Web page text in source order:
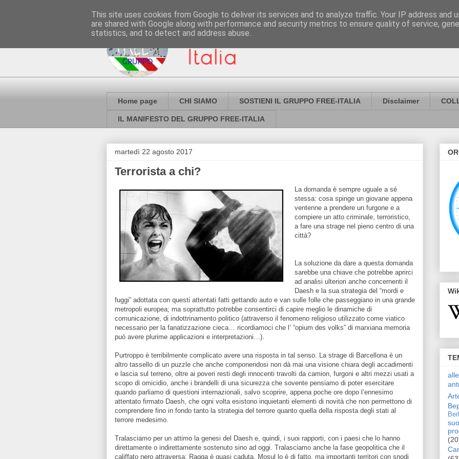
Home page CHI SIAMO SOSTIENI IL GRUPPO FREE-ITALIA Disclaimer
IL MANIFESTO DEL GRUPPO FREE-ITALIA
martedì 22 agosto 2017
Terrorista a chi?
La domanda è sempre uguale a sé
stessa: cosa spinge un giovane appena
ventenne a prendere un furgone e a
compiere un atto criminale, terroristico,
a fare una strage nel pieno centro di una
città?
La soluzione da dare a questa domanda
sarebbe una chiave che potrebbe aprirci
ad analisi ulteriori anche concernenti il
Daesh e la sua strategia del “mordi e
fuggi” adottata con questi attentati fatti gettando auto e van sulle folle che passeggiano in una grande
metropoli europea; ma soprattutto potrebbe consentirci di capire meglio le dinamiche di
comunicazione, di indottrinamento politico (attraverso il fenomeno religioso utilizzato come viatico
necessario per la fanatizzazione cieca… ricordiamoci che l’ “opium des volks” di marxiana memoria
può avere plurime applicazioni e interpretazioni…).
Purtroppo è terribilmente complicato avere una risposta in tal senso. La strage di Barcellona è un
altro tassello di un puzzle che anche componendosi non dà mai una visione chiara degli accadimenti
e lascia sul terreno, oltre ai poveri resti degli innocenti travolti da camion, furgoni e altri mezzi usati a
scopo di omicidio, anche i brandelli di una sicurezza che sovente pensiamo di poter esercitare
quando parliamo di questioni internazionali, salvo scoprire, appena poche ore dopo l’ennesimo
attentato firmato Daesh, che ogni volta esistono inquietanti elementi di novità che non permettono di
comprendere fino in fondo tanto la strategia del terrore quanto quella della risposta degli stati al
terrore medesimo.
Tralasciamo per un attimo la genesi del Daesh e, quindi, i suoi rapporti, con i paesi che lo hanno
direttamente o indirettamente sostenuto sino ad oggi. Tralasciamo anche la fase geopolitica che il
califfato nero attraversa: Raqqa è quasi caduta, Mosul lo è di fatto, ma importanti territori con snodi
This site uses cookies from Google to deliver its services and to analyze traffic. Your IP address and
are shared with Google along with performance and security metrics to ensure quality of service,
statistics, and to detect and address abuse.